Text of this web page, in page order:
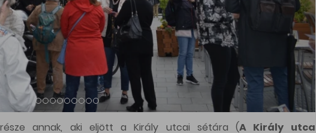
Magyar Nemzeti Múzeumban kezdtük (Séta a Mikszáth tér és
majd bebarangoltuk szinte az egész Palota negyedet.
Rádió Márványtermében, de még a Mária utcai templomban is. A
Váci utcai séta résztvevőinek (Séta a Váci utca északi
Vörösmarty térig tartott. Láthattuk a Március 15 téren a régészeti
a 100 éves étteremben, meglátogattuk a Haris Bazárt és Molnár's
finomabb kalácsokat.